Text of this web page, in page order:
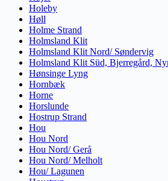
Holeby
Høll
Holme Strand
Holmsland Klit
Holmsland Klit Nord/ Søndervig
Holmsland Klit Süd, Bjerregård,
Hønsinge Lyng
Hornbæk
Horne
Horslunde
Hostrup Strand
Hou
Hou Nord
Hou Nord/ Gerå
Hou Nord/ Melholt
Hou/ Lagunen